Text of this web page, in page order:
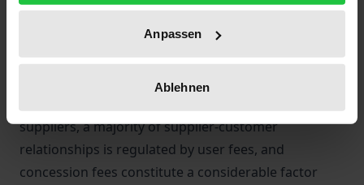
Anpassen
Ablehnen
concession fee for its special use of the public roads
by laying and operating pipeline grids. Although
small in-house municipal undertakings
(Regiebetriebe) and operations (Eigenbetriebe)
suppliers, a majority of supplier-customer
relationships is regulated by user fees, and
concession fees constitute a considerable factor